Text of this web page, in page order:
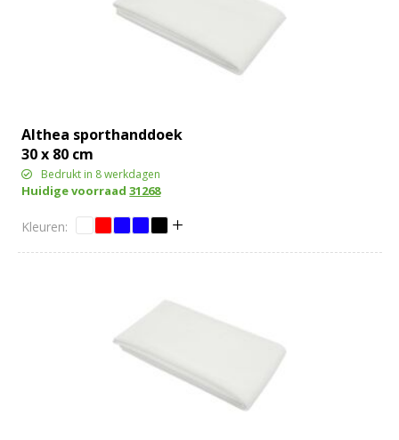
Althea sporthanddoek
30 x 80 cm
Bedrukt in 8 werkdagen
Huidige voorraad31268